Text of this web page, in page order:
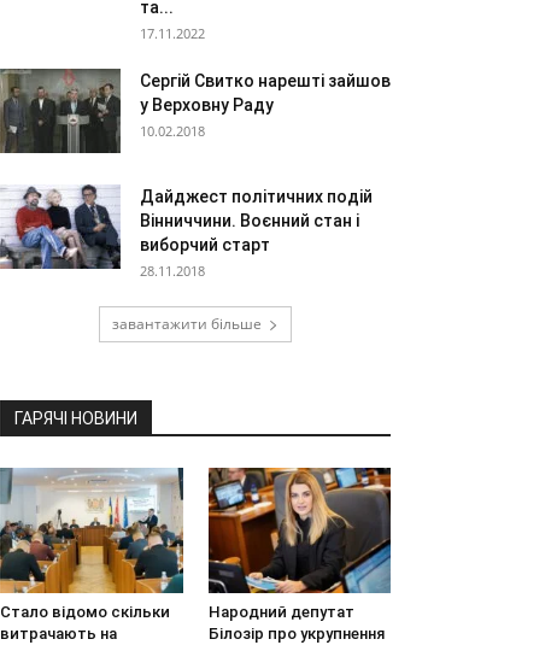
та...
17.11.2022
Сергій Свитко нарешті зайшов
у Верховну Раду
10.02.2018
Дайджест політичних подій
Вінниччини. Воєнний стан і
виборчий старт
28.11.2018
завантажити більше
ГАРЯЧІ НОВИНИ
Стало відомо скільки
витрачають на
Народний депутат
Білозір про укрупнення